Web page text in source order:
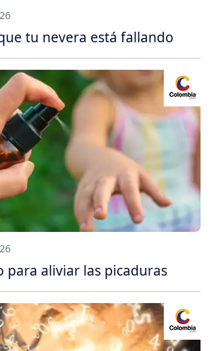
tu nevera está fallando
para aliviar las picaduras